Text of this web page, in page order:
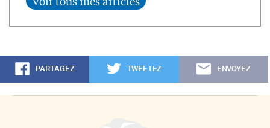
PARTAGEZ TWEETEZ ENVOYEZ